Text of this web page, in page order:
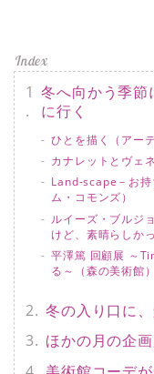
冬へ向かう季節
に行く
ひとを描く（アー
カナレットとヴェ
Land-scape－お持
ム・コモンズ）
ルイーズ・ブルジ
けど、素晴らしか
平澤篤 回顧展 ～
る～（森の美術館）
冬の入り口に
ほかの月の企